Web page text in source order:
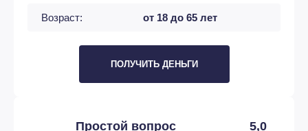
Возраст: от 18 до 65 лет
ПОЛУЧИТЬ ДЕНЬГИ
Простой вопрос 5,0